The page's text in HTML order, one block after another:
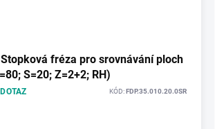
Stopková fréza pro srovnávání ploch
S=20; Z=2+2; RH)
KÓD: FDP.35.010.20.0SR